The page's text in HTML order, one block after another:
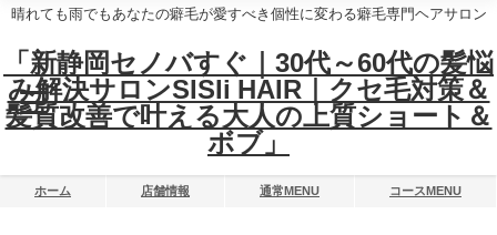
晴れても雨でもあなたの癖毛が愛すべき個性に変わる癖毛専門ヘアサロン
「新静岡セノバすぐ｜30代～60代の髪悩
み解決サロンSISIi HAIR｜クセ毛対策＆
髪質改善で叶える大人の上質ショート＆
ボブ」
ホーム 店舗情報 通常MENU コースMENU